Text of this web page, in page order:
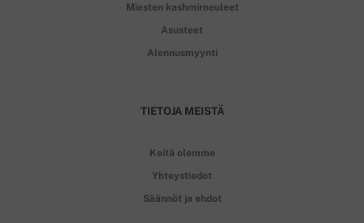
Miesten kashmirneuleet
Asusteet
Alennusmyynti
TIETOJA MEISTÄ
Keitä olemme
Yhteystiedot
Säännöt ja ehdot